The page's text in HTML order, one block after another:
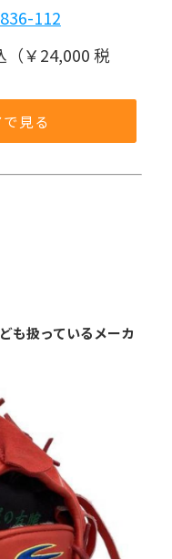
112
（￥24,000 税
見る
も扱っているメーカ